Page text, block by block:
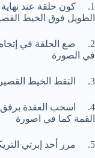
1. كون حلقة عند
الطويل فوق الخيط
2. ضع الحلقة في إتجاه
في الصورة
3. التقط الخيط القصير ومرره برفق خلال الحلقة
4. اسحب العقدة برفق
القمة كما في اصورة
5. مرر أحد إبرتي التريكو داخل الحلقة